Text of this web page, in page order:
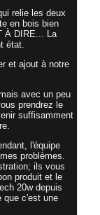
relie les deux
en bois bien
À DIRE... La
état.
et ajout à notre
avec un peu
prendrez le
suffisamment
l'équipe
problèmes.
ils vous
produit et le
20w depuis
que c'est une